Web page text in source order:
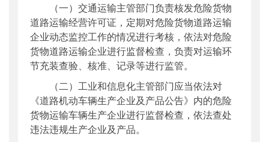
（一）交通运输主管部门负责核发危险货物
道路运输经营许可证，定期对危险货物道路运输
企业动态监控工作的情况进行考核，依法对危险
货物道路运输企业进行监督检查，负责对运输环
节充装查验、核准、记录等进行监管。
（二）工业和信息化主管部门应当依法对
《道路机动车辆生产企业及产品公告》内的危险
货物运输车辆生产企业进行监督检查，依法查处
违法违规生产企业及产品。